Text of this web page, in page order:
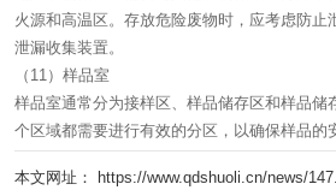
火源和高温区。存放危险废物时，应考虑防止
泄漏收集装置。
（11）样品室
样品室通常分为接样区、样品储存区和样品储
个区域都需要进行有效的分区，以确保样品的
本文网址： https://www.qdshuoli.cn/news/